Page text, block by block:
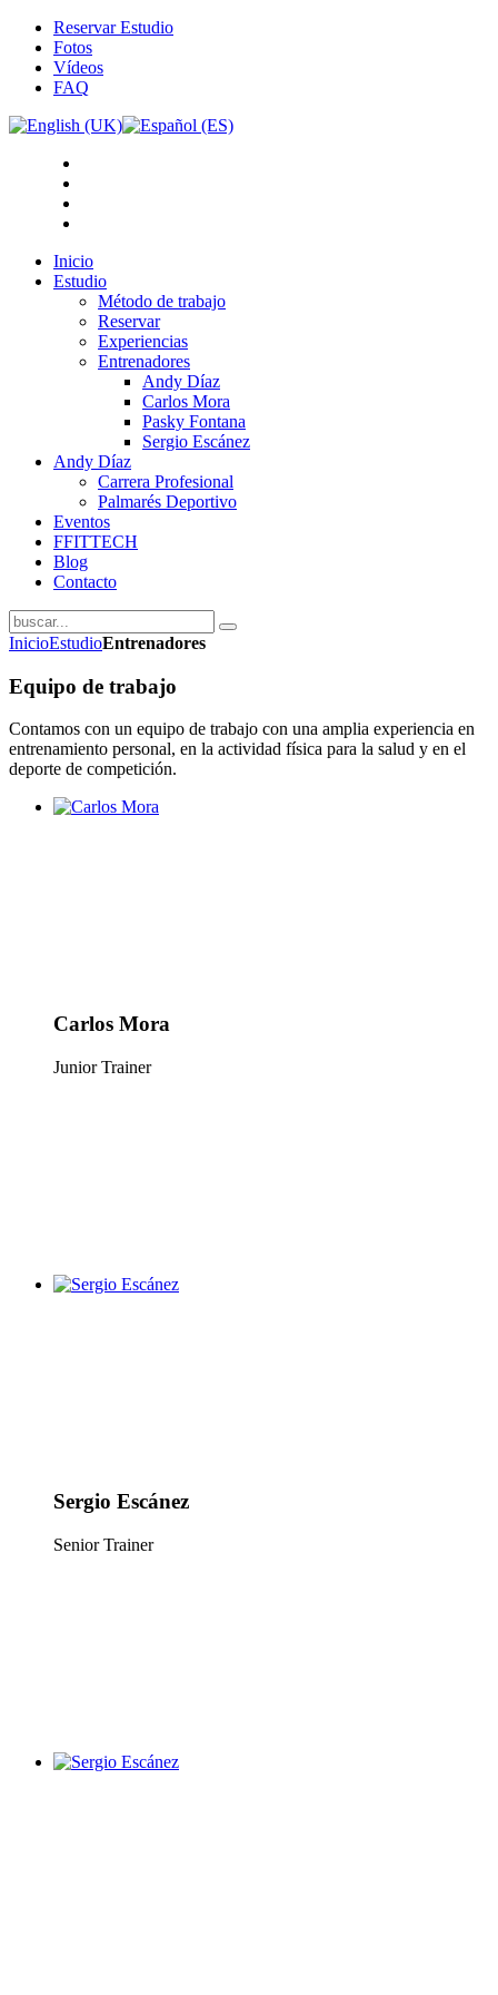
Reservar Estudio
Fotos
Vídeos
FAQ
Inicio
Estudio
Método de trabajo
Reservar
Experiencias
Entrenadores
Andy Díaz
Carlos Mora
Pasky Fontana
Sergio Escánez
Andy Díaz
Carrera Profesional
Palmarés Deportivo
Eventos
FFITTECH
Blog
Contacto
InicioEstudioEntrenadores
Equipo de trabajo
Contamos con un equipo de trabajo con una amplia experiencia en
entrenamiento personal, en la actividad física para la salud y en el
deporte de competición.
Carlos Mora
Junior Trainer
Sergio Escánez
Senior Trainer